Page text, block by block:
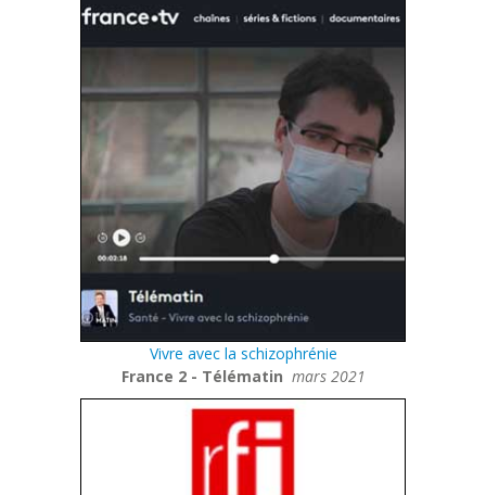
Vivre avec la schizophrénie
France 2 - Télématin mars 2021